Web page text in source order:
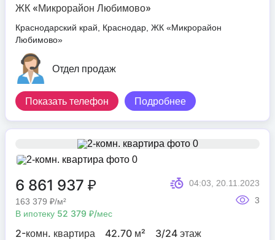
ЖК «Микрорайон Любимово»
Краснодарский край, Краснодар, ЖК «Микрорайон
Любимово»
Отдел продаж
Показать телефон Подробнее
04:03, 20.11.2023
6 861 937 ₽
163 379 ₽/м²
В ипотеку 52 379 ₽/мес
2-комн. квартира 42.70 м² 3/24 этаж
3